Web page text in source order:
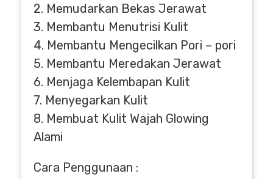
2. Memudarkan Bekas Jerawat
3. Membantu Menutrisi Kulit
4. Membantu Mengecilkan Pori – pori
5. Membantu Meredakan Jerawat
6. Menjaga Kelembapan Kulit
7. Menyegarkan Kulit
8. Membuat Kulit Wajah Glowing
Alami
Cara Penggunaan :